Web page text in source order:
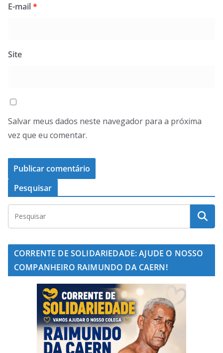
E-mail*
Site
Salvar meus dados neste navegador para a próxima
vez que eu comentar.
Pesquisar
CORRENTE DE SOLIDARIEDADE: AJUDE O NOSSO
COMPANHEIRO RAIMUNDO DA CAERN!